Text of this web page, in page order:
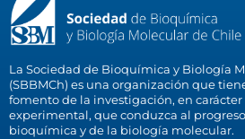
La Sociedad de Bioquímica y Biología
(SBBMCh) es una organización que
fomento de la investigación, en
experimental, que conduzca al
bioquímica y de la biología molecular.